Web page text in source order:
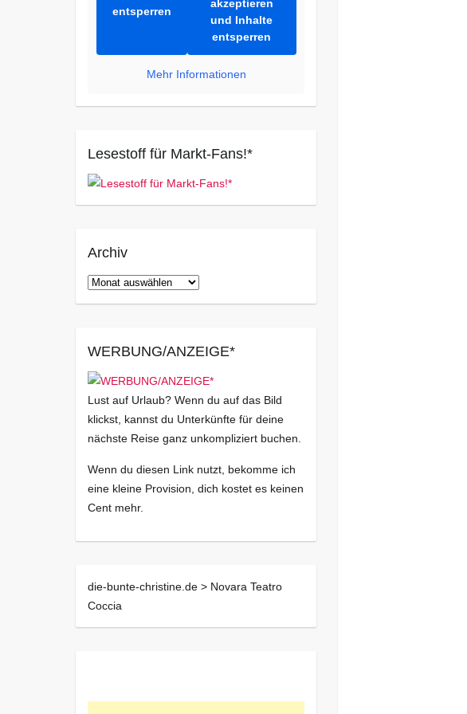
entsperren
akzeptieren
und Inhalte
entsperren
Mehr Informationen
Lesestoff für Markt-Fans!*
Archiv
Archiv
WERBUNG/ANZEIGE*
Lust auf Urlaub? Wenn du auf das Bild
klickst, kannst du Unterkünfte für deine
nächste Reise ganz unkompliziert buchen.
Wenn du diesen Link nutzt, bekomme ich
eine kleine Provision, dich kostet es keinen
Cent mehr.
die-bunte-christine.de > Novara Teatro
Coccia